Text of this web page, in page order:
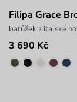
Filipa Grace
batůžek z italské
3 690 Kč